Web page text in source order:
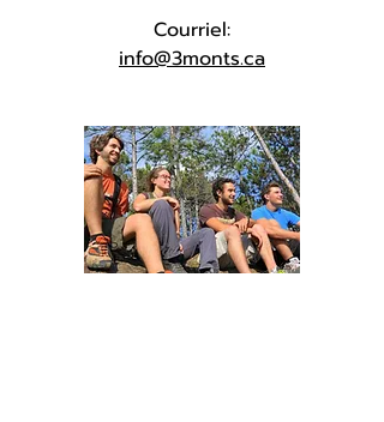
Courriel:
info@3monts.ca